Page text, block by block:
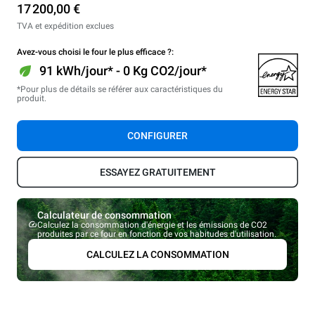
17 200,00 €
TVA et expédition exclues
Avez-vous choisi le four le plus efficace ?:
91 kWh/jour* - 0 Kg CO2/jour*
*Pour plus de détails se référer aux caractéristiques du
produit.
CONFIGURER
ESSAYEZ GRATUITEMENT
Calculateur de consommation
Calculez la consommation d'énergie et les émissions de CO2
produites par ce four en fonction de vos habitudes d'utilisation.
CALCULEZ LA CONSOMMATION